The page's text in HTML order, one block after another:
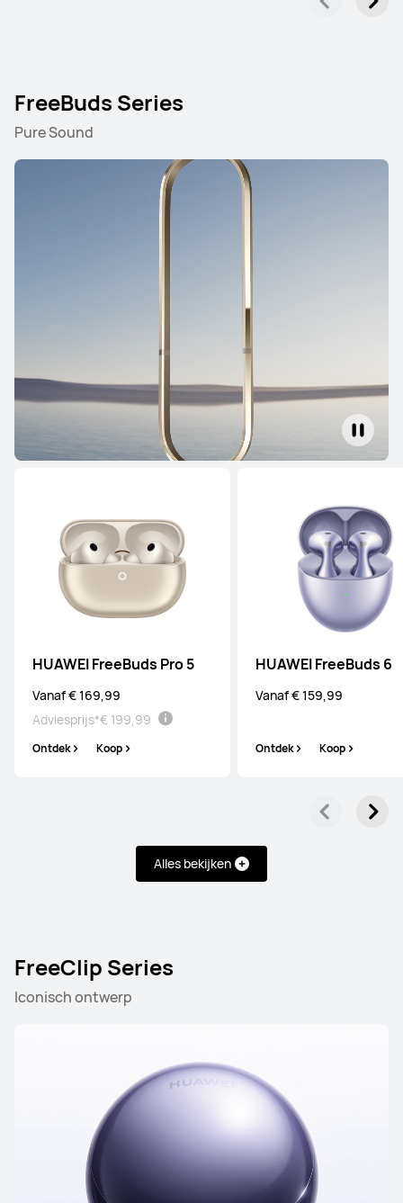
FreeBuds Series
Pure Sound
HUAWEI FreeBuds Pro 5
Vanaf € 169,99
Adviesprijs*€ 199,99
Ontdek Koop
HUAWEI FreeBuds 6
Vanaf € 159,99
Ontdek Koop
Alles bekijken
FreeClip Series
Iconisch ontwerp